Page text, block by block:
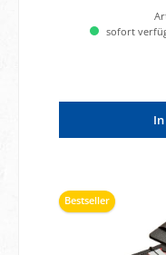
sofort
Bestseller